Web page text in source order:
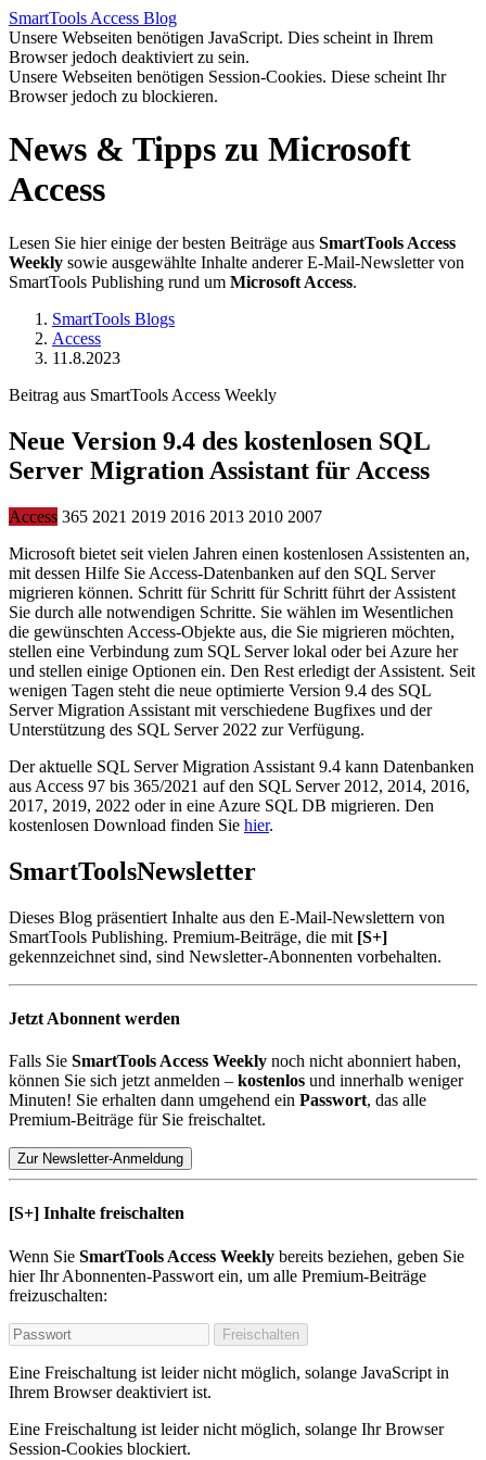
SmartTools Access Blog
Unsere Webseiten benötigen JavaScript. Dies scheint in Ihrem
Browser jedoch deaktiviert zu sein.
Unsere Webseiten benötigen Session-Cookies. Diese scheint Ihr
Browser jedoch zu blockieren.
News & Tipps zu Microsoft
Access
Lesen Sie hier einige der besten Beiträge aus SmartTools Access
Weekly sowie ausgewählte Inhalte anderer E-Mail-Newsletter von
SmartTools Publishing rund um Microsoft Access.
SmartTools Blogs
Access
11.8.2023
Beitrag aus SmartTools Access Weekly
Neue Version 9.4 des kostenlosen SQL
Server Migration Assistant für Access
Access 365 2021 2019 2016 2013 2010 2007
Microsoft bietet seit vielen Jahren einen kostenlosen Assistenten an,
mit dessen Hilfe Sie Access-Datenbanken auf den SQL Server
migrieren können. Schritt für Schritt für Schritt führt der Assistent
Sie durch alle notwendigen Schritte. Sie wählen im Wesentlichen
die gewünschten Access-Objekte aus, die Sie migrieren möchten,
stellen eine Verbindung zum SQL Server lokal oder bei Azure her
und stellen einige Optionen ein. Den Rest erledigt der Assistent. Seit
wenigen Tagen steht die neue optimierte Version 9.4 des SQL
Server Migration Assistant mit verschiedene Bugfixes und der
Unterstützung des SQL Server 2022 zur Verfügung.
Der aktuelle SQL Server Migration Assistant 9.4 kann Datenbanken
aus Access 97 bis 365/2021 auf den SQL Server 2012, 2014, 2016,
2017, 2019, 2022 oder in eine Azure SQL DB migrieren. Den
kostenlosen Download finden Sie hier.
SmartToolsNewsletter
Dieses Blog präsentiert Inhalte aus den E-Mail-Newslettern von
SmartTools Publishing. Premium-Beiträge, die mit [S+]
gekennzeichnet sind, sind Newsletter-Abonnenten vorbehalten.
Jetzt Abonnent werden
Falls Sie SmartTools Access Weekly noch nicht abonniert haben,
können Sie sich jetzt anmelden – kostenlos und innerhalb weniger
Minuten! Sie erhalten dann umgehend ein Passwort, das alle
Premium-Beiträge für Sie freischaltet.
Zur Newsletter-Anmeldung
[S+] Inhalte freischalten
Wenn Sie SmartTools Access Weekly bereits beziehen, geben Sie
hier Ihr Abonnenten-Passwort ein, um alle Premium-Beiträge
freizuschalten:
Freischalten
Eine Freischaltung ist leider nicht möglich, solange JavaScript in
Ihrem Browser deaktiviert ist.
Eine Freischaltung ist leider nicht möglich, solange Ihr Browser
Session-Cookies blockiert.